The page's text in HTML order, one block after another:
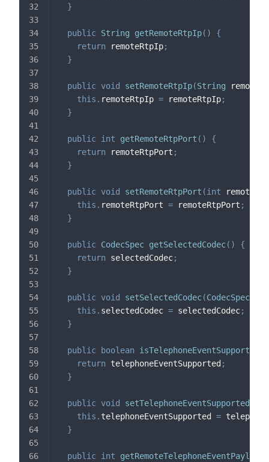
}
public String getRemoteRtpIp( )
{
return remoteRtpIp;
}
public void setRemoteRtpIp(String
this . remoteRtpIp = remoteRtpIp;
}
public int getRemoteRtpPort ( )
{
return remoteRtpPort ;
}
public void setRemoteRtpPort (int
this . remoteRtpPort = remoteRtpPort ;
}
public CodecSpec getSelectedCodec( )
{
return selectedCodec;
}
public void setSelectedCodec(CodecSpec
this . selectedCodec = selectedCodec;
}
public boolean isTelephoneEventSupported
return telephoneEventSupported ;
}
public void setTelephoneEventSupported
this . telephoneEventSupported =
}
public int